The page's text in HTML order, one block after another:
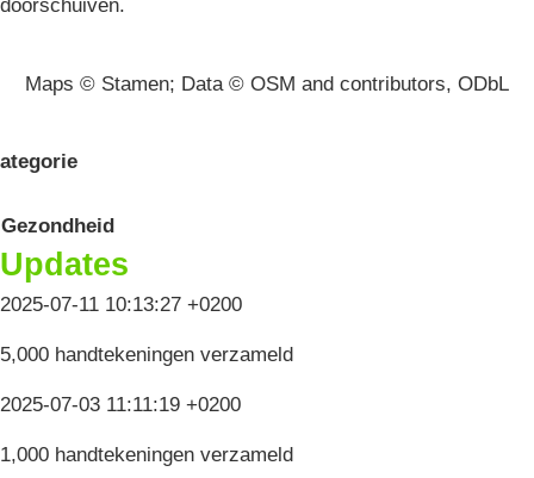
doorschuiven.
Maps © Stamen; Data © OSM and contributors, ODbL
Gezondheid
Updates
2025-07-11 10:13:27 +0200
5,000 handtekeningen verzameld
2025-07-03 11:11:19 +0200
1,000 handtekeningen verzameld